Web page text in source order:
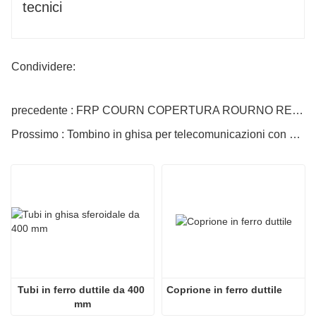
tecnici
Condividere:
precedente : FRP COURN COPERTURA ROURNO RESINA FUNZIALE FUNZIONE
Prossimo : Tombino in ghisa per telecomunicazioni con cerniera e serratura, molto venduto
Tubi in ferro duttile da 400
mm
Coprione in ferro duttile